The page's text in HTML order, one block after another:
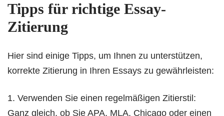
Tipps für richtige Essay-
Zitierung
Hier sind einige Tipps, um Ihnen zu unterstützen,
korrekte Zitierung in Ihren Essays zu gewährleisten:
1. Verwenden Sie einen regelmäßigen Zitierstil:
Ganz gleich, ob Sie APA, MLA, Chicago oder einen